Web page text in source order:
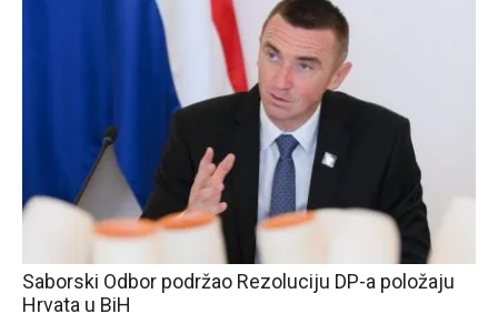
Saborski Odbor podržao Rezoluciju DP-a položaju
Hrvata u BiH